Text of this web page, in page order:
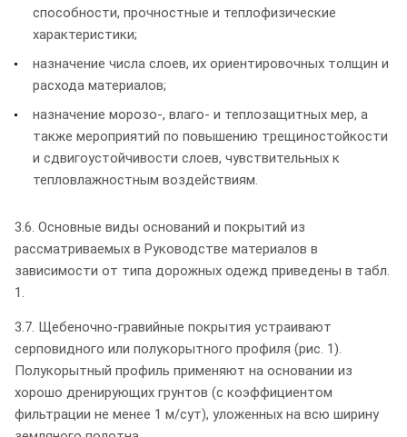
способности, прочностные и теплофизические
характеристики;
назначение числа слоев, их ориентировочных толщин и
расхода материалов;
назначение морозо-, влаго- и теплозащитных мер, а
также мероприятий по повышению трещиностойкости
и сдвигоустойчивости слоев, чувствительных к
тепловлажностным воздействиям.
3.6. Основные виды оснований и покрытий из
рассматриваемых в Руководстве материалов в
зависимости от типа дорожных одежд приведены в табл.
1.
3.7. Щебеночно-гравийные покрытия устраивают
серповидного или полукорытного профиля (рис. 1).
Полукорытный профиль применяют на основании из
хорошо дренирующих грунтов (с коэффициентом
фильтрации не менее 1 м/сут), уложенных на всю ширину